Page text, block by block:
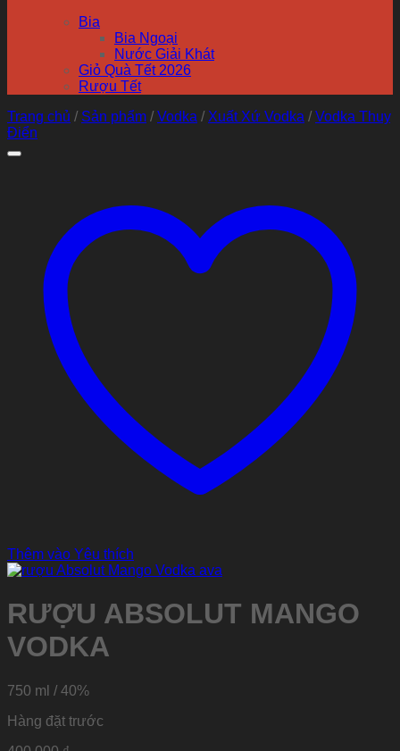
Bia
Bia Ngoại
Nước Giải Khát
Giỏ Quà Tết 2026
Rượu Tết
Trang chủ / Sản phẩm / Vodka / Xuất Xứ Vodka / Vodka Thuỵ
Điển
Thêm vào Yêu thích
RƯỢU ABSOLUT MANGO
VODKA
750 ml / 40%
Hàng đặt trước